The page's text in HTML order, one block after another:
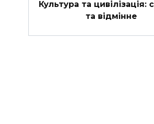
Культура та цивілізація:
та відмінне